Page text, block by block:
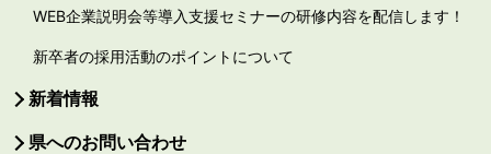
WEB企業説明会等導入支援セミナーの研修内容を配信します！
新卒者の採用活動のポイントについて
新着情報
県へのお問い合わせ